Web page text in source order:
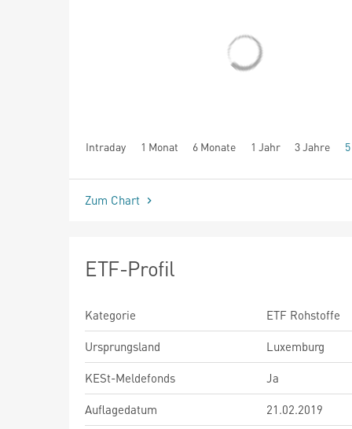
Intraday 1 Monat 6 Monate 1 Jahr 3 Jahre
seit Beginn
Zum Chart
ETF-Profil
Kategorie
ETF Rohstoffe
Ursprungsland
Luxemburg
KESt-Meldefonds
Ja
Auflagedatum
21.02.2019